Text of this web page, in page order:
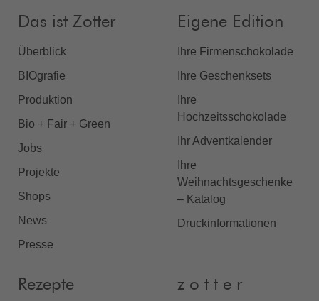
Das ist Zotter
Überblick
BIOgrafie
Produktion
Bio + Fair + Green
Jobs
Projekte
Shops
News
Presse
Eigene Edition
Ihre Firmenschokolade
Ihre Geschenksets
Ihre
Hochzeitsschokolade
Ihr Adventkalender
Ihre
Weihnachtsgeschenke
– Katalog
Druckinformationen
Rezepte z o t t e r